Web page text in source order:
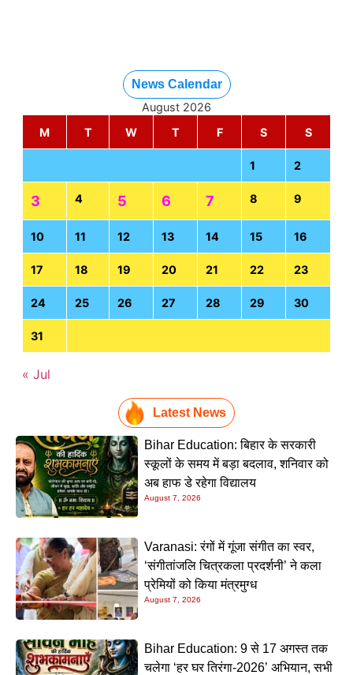
News Calendar
August 2026
M
T W T F S S
1 2
3 4 5 6 7 8 9
10 11 12 13 14 15 16
17 18 19 20 21 22 23
24 25 26 27 28 29 30
31
« Jul
Latest News
Bihar Education: बिहार के सरकारी
स्कूलों के समय में बड़ा बदलाव, शनिवार को
अब हाफ डे रहेगा विद्यालय
August 7, 2026
Varanasi: रंगों में गूंजा संगीत का स्वर,
‘संगीतांजलि चित्रकला प्रदर्शनी’ ने कला
प्रेमियों को किया मंत्रमुग्ध
August 7, 2026
Bihar Education: 9 से 17 अगस्त तक
चलेगा ‘हर घर तिरंगा-2026’ अभियान, सभी